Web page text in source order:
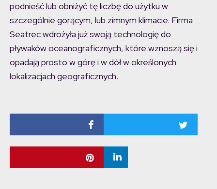
podnieść lub obniżyć tę liczbę do użytku w
szczególnie gorącym, lub zimnym klimacie. Firma
Seatrec wdrożyła już swoją technologię do
pływaków oceanograficznych, które wznoszą się i
opadają prosto w górę i w dół w określonych
lokalizacjach geograficznych.